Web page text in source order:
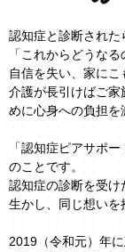
認知症と診断された
「これからどうな
自信を失い、家にこ
介護が長引けばご
めに心身への負担を
「認知症ピアサポー
のことです。
認知症の診断を受
生かし、同じ想いを
2019（令和元）年